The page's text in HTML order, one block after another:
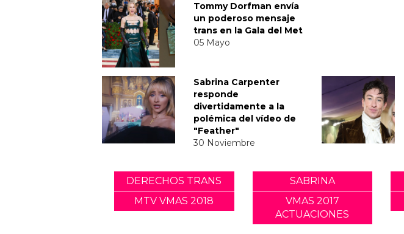
Tommy Dorfman envía
un poderoso mensaje
trans en la Gala del Met
05 Mayo
Sabrina Carpenter
responde
divertidamente a la
polémica del vídeo de
"Feather"
30 Noviembre
DERECHOS TRANS SABRINA
MTV VMAS 2018
VMAS 2017
ACTUACIONES